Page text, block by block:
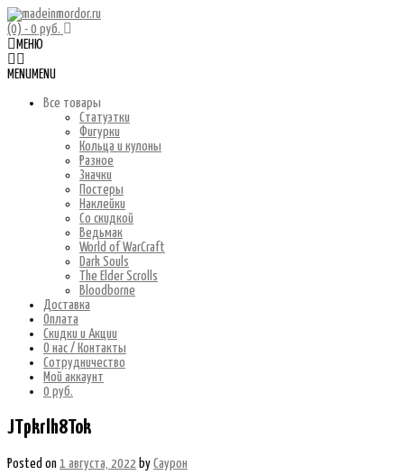
(0) - 0 руб.
МЕНЮ
MENU MENU
Все товары
Статуэтки
Фигурки
Кольца и кулоны
Разное
Значки
Постеры
Наклейки
Со скидкой
Ведьмак
World of WarCraft
Dark Souls
The Elder Scrolls
Bloodborne
Доставка
Оплата
Скидки и Акции
О нас / Контакты
Сотрудничество
Мой аккаунт
0 руб.
JTpkrlh8Tok
Posted on 1 августа, 2022 by Саурон